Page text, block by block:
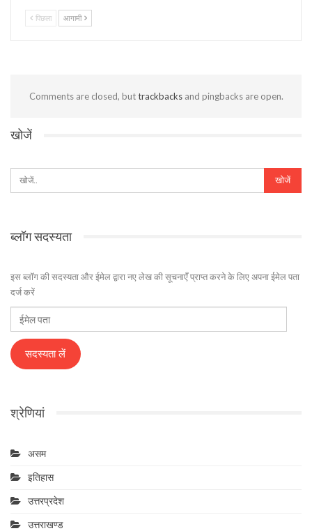
पिछला आगामी
Comments are closed, buttrackbacksand pingbacks are open.
खोजें
ब्लॉग सदस्यता
इस ब्लॉग की सदस्यता और ईमेल द्वारा नए लेख की सूचनाएँ प्राप्त करने के लिए अपना ईमेल पता
दर्ज करें
ईमेल
पता
सदस्यता लें
श्रेणियां
असम
इतिहास
उत्तरप्रदेश
उत्तराखण्ड